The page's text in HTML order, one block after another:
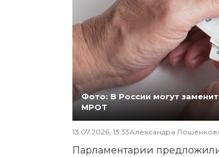
Фото: В России могут
МРОТ
13.07.2026, 13:33Александра
Парламентарии